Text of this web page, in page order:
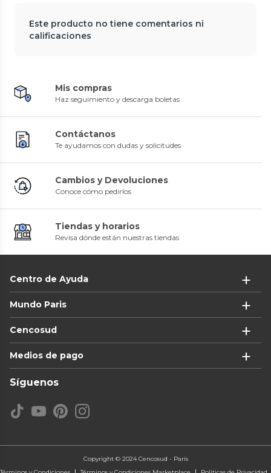
Este producto no tiene comentarios ni
calificaciones
Mis compras
Haz seguimiento y descarga boletas
Contáctanos
Te ayudamos con dudas y solicitudes
Cambios y Devoluciones
Conoce cómo pedirlos
Tiendas y horarios
Revisa dónde están nuestras tiendas
Centro de Ayuda
Mundo Paris
Cencosud
Medios de pago
Síguenos
Copyright © 2024 Cencosud - Paris